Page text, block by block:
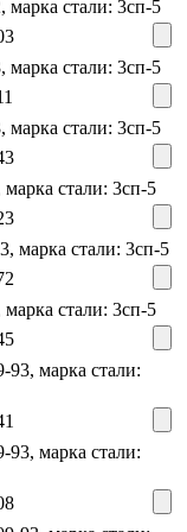
стали: 3сп-5
стали: 3сп-5
стали: 3сп-5
стали: 3сп-5
марка стали: 3сп-5
стали: 3сп-5
марка стали:
марка стали: